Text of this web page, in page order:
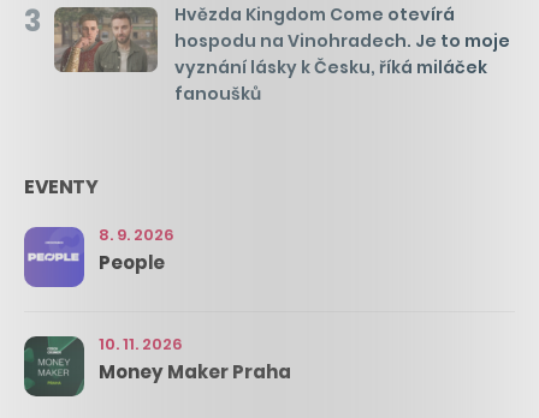
3
Hvězda Kingdom Come otevírá
hospodu na Vinohradech. Je to moje
vyznání lásky k Česku, říká miláček
fanoušků
EVENTY
8. 9. 2026
People
10. 11. 2026
Money Maker Praha